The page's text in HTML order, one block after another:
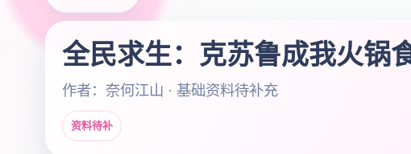
全民求生：克苏鲁成我火锅
作者：奈何江山 · 基础资料待补充
资料待补